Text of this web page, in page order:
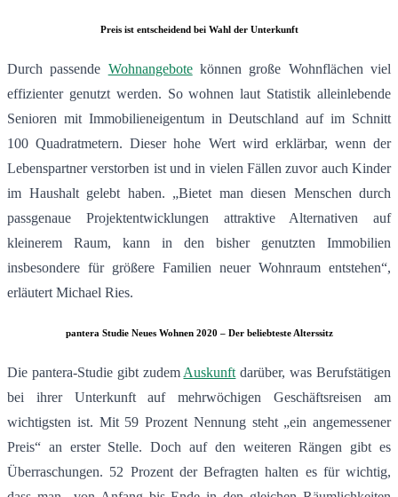
Preis ist entscheidend bei Wahl der Unterkunft
Durch passende Wohnangebotekönnen große Wohnflächen viel
effizienter genutzt werden. So wohnen laut Statistik alleinlebende
Senioren mit Immobilieneigentum in Deutschland auf im Schnitt
100 Quadratmetern. Dieser hohe Wert wird erklärbar, wenn der
Lebenspartner verstorben ist und in vielen Fällen zuvor auch Kinder
im Haushalt gelebt haben. „Bietet man diesen Menschen durch
passgenaue Projektentwicklungen attraktive Alternativen auf
kleinerem Raum, kann in den bisher genutzten Immobilien
insbesondere für größere Familien neuer Wohnraum entstehen“,
erläutert Michael Ries.
pantera Studie Neues Wohnen 2020 – Der beliebteste Alterssitz
Die pantera-Studie gibt zudem Auskunft darüber, was Berufstätigen
bei ihrer Unterkunft auf mehrwöchigen Geschäftsreisen am
wichtigsten ist. Mit 59 Prozent Nennung steht „ein angemessener
Preis“ an erster Stelle. Doch auf den weiteren Rängen gibt es
Überraschungen. 52 Prozent der Befragten halten es für wichtig,